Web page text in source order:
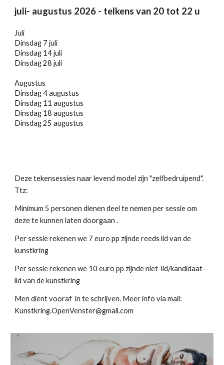
juli- augustus 2026 - telkens van 20 tot 22 u
Juli
Dinsdag 7 juli
Dinsdag 14 juli
Dinsdag 28 juli
Augustus
Dinsdag 4 augustus
Dinsdag 11 augustus
Dinsdag 18 augustus
Dinsdag 25 augustus
Deze tekensessies naar levend model zijn "zelfbedruipend".
Ttz:
Minimum 5 personen dienen deel te nemen per sessie om
deze te kunnen laten doorgaan .
Per sessie rekenen we 7 euro pp zijnde reeds lid van de
kunstkring
Per sessie rekenen we 10 euro pp zijnde niet-lid/kandidaat-
lid van de kunstkring
Men dient vooraf in te schrijven. Meer info via mail:
Kunstkring.OpenVenster@gmail.com